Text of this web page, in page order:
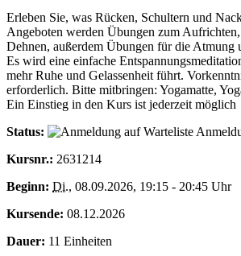
Erleben Sie, was Rücken, Schultern und
Angeboten werden Übungen zum
Dehnen, außerdem Übungen für die Atmung
Es wird eine einfache
mehr Ruhe und Gelassenheit führt.
erforderlich. Bitte mitbringen: Yogamatte,
Ein Einstieg in den Kurs ist jederzeit möglich
Status:
Kursnr.: 2631214
Beginn: Di., 08.09.2026, 19:15 - 20:45 Uhr
Kursende: 08.12.2026
Dauer: 11 Einheiten